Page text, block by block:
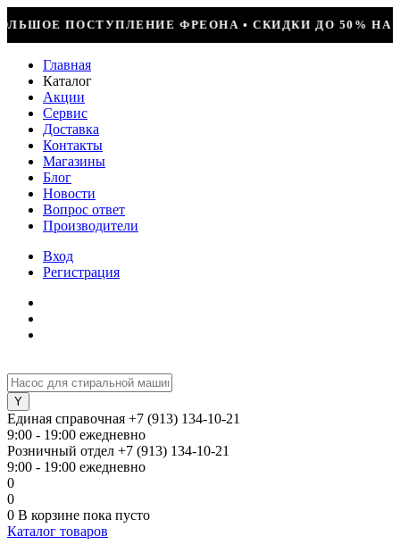
ДО 50% НА ВЕСЬ ИНСТРУМЕНТ • КОМПРЕССОР
Главная
Каталог
Акции
Сервис
Доставка
Контакты
Магазины
Блог
Новости
Вопрос ответ
Производители
Вход
Регистрация
Единая справочная +7 (913) 134-10-21
9:00 - 19:00 ежедневно
Розничный отдел +7 (913) 134-10-21
9:00 - 19:00 ежедневно
0
0
0 В корзине пока пусто
Каталог товаров